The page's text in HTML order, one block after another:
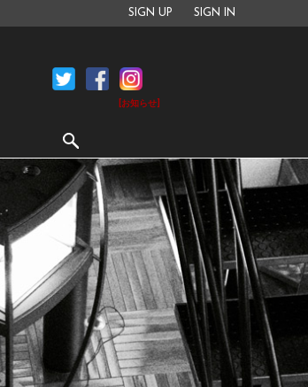
SIGN UP SIGN IN
[お知らせ]